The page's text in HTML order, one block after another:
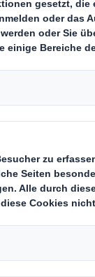
Die
Alternative